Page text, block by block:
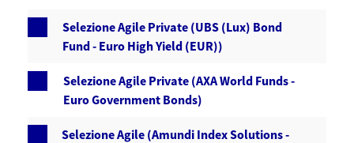
Selezione Agile Private (UBS (Lux) Bond
Fund - Euro High Yield (EUR))
Selezione Agile Private (AXA World Funds -
Euro Government Bonds)
Selezione Agile (Amundi Index Solutions -